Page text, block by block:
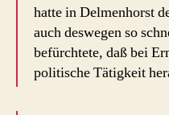
hatte in Delmenhorst
auch deswegen so
befürchtete, daß bei
politische Tätigkeit